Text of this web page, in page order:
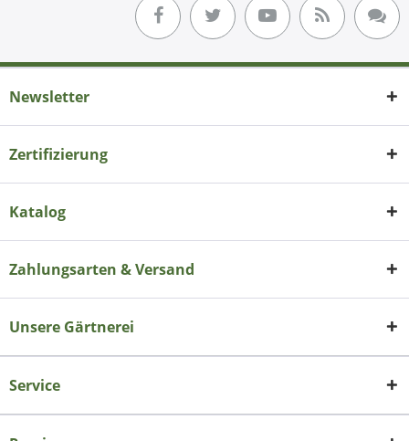
Newsletter
Zertifizierung
Katalog
Zahlungsarten & Versand
Unsere Gärtnerei
Service